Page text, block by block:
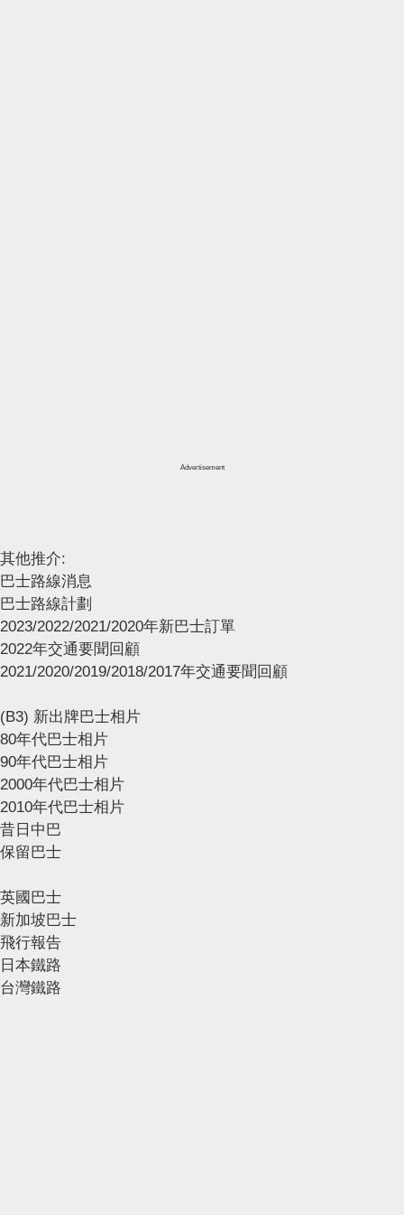
Advertisement
其他推介:
巴士路線消息
巴士路線計劃
2023/2022/2021/2020年新巴士訂單
2022年交通要聞回顧
2021/2020/2019/2018/2017年交通要聞回顧
(B3) 新出牌巴士相片
80年代巴士相片
90年代巴士相片
2000年代巴士相片
2010年代巴士相片
昔日中巴
保留巴士
英國巴士
新加坡巴士
飛行報告
日本鐵路
台灣鐵路